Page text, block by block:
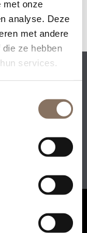
met onze
analyse. Deze
met andere
ze hebben
services.
23 • 5674